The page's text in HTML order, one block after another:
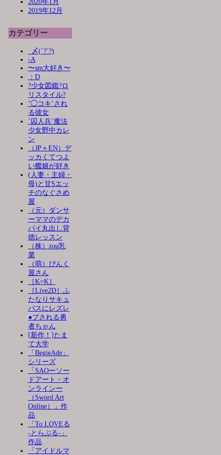
2020年1月
2019年12月
カテゴリー
_〆(´?`?)
-A
〜sm大好き〜
：D
?少女図鑑?ロ
リスタイル?
’◯コキ’され
る彼女
’囚人兵’魔法
少女野中カレ
ン
（JP＋EN）デ
ッカくてつよ
い艦娘が好き
(人妻・主婦・
母)と甘Sエッ
チのなぐさめ
屋
（元）ダンサ
ーママのデカ
パイ丸出し背
徳レッスン
（株）zou乳
業
（萌）ぴんく
屋さん
［K=K］
［Live2D］ふ
たなりサキュ
バスにレズレ
●プされる勇
者ちゃん
[新作！]たま
て大学
「BegieAde」
シリーズ
「SAOーソー
ドアート・オ
ンラインー
（Sword Art
Online）」作
品
「To LOVEる
-とらぶる-」
作品
「アイドルマ